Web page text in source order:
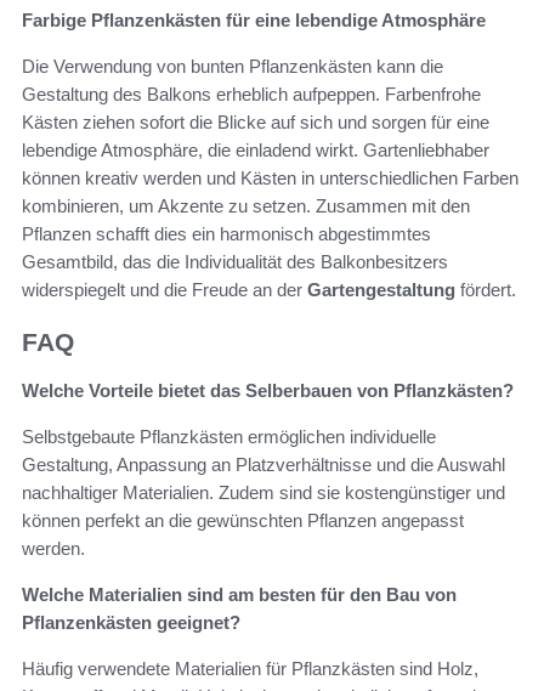
Farbige Pflanzenkästen für eine lebendige Atmosphäre
Die Verwendung von bunten Pflanzenkästen kann die
Gestaltung des Balkons erheblich aufpeppen. Farbenfrohe
Kästen ziehen sofort die Blicke auf sich und sorgen für eine
lebendige Atmosphäre, die einladend wirkt. Gartenliebhaber
können kreativ werden und Kästen in unterschiedlichen Farben
kombinieren, um Akzente zu setzen. Zusammen mit den
Pflanzen schafft dies ein harmonisch abgestimmtes
Gesamtbild, das die Individualität des Balkonbesitzers
widerspiegelt und die Freude an der Gartengestaltung fördert.
FAQ
Welche Vorteile bietet das Selberbauen von Pflanzkästen?
Selbstgebaute Pflanzkästen ermöglichen individuelle
Gestaltung, Anpassung an Platzverhältnisse und die Auswahl
nachhaltiger Materialien. Zudem sind sie kostengünstiger und
können perfekt an die gewünschten Pflanzen angepasst
werden.
Welche Materialien sind am besten für den Bau von
Pflanzenkästen geeignet?
Häufig verwendete Materialien für Pflanzkästen sind Holz,